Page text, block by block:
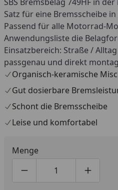
Satz für eine Bremsscheibe
Passend für alle Motorrad-
Anwendungsliste die
Einsatzbereich: Straße /
passgenau und direkt
Organisch-keramische
Gut dosierbare
Schont die Bremsscheibe
Leise und komfortabel
Menge
Produktmenge um eins
Produktmenge